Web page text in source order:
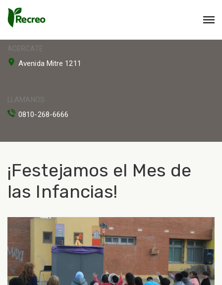
ACERCATE
Avenida Mitre 1211
LLAMANOS
0810-268-6666
¡Festejamos el Mes de
las Infancias!